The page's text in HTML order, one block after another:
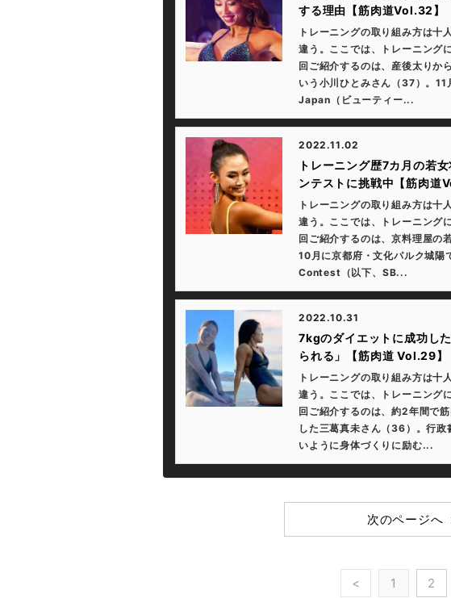
する理由【筋肉道Vol.32】
トレーニングの取り組み方は十
違う。ここでは、トレーニング
回ご紹介するのは、産後太りか
いう小川ひとみさん（37）。
Japan（ビューティー...
2022.11.02
トレーニング歴7カ月の若
ンテストに挑戦中【筋肉道
トレーニングの取り組み方は十
違う。ここでは、トレーニング
回ご紹介するのは、京料理屋の
10月に京都府・文化パルク城
Contest（以下、SB...
2022.10.31
7kgのダイエットに成功し
られる」【筋肉道 Vol.29】
トレーニングの取り組み方は十
違う。ここでは、トレーニング
回ご紹介するのは、約2年間で
した三葛真未さん（36）。行
いように身体づくりに励む...
次のページへ
< 1 2